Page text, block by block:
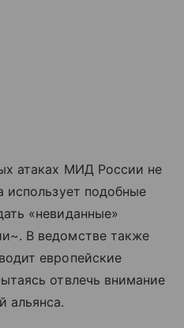
атаках МИД России не
использует подобные
«невиданные»
В ведомстве также
европейские
отвлечь внимание
альянса.